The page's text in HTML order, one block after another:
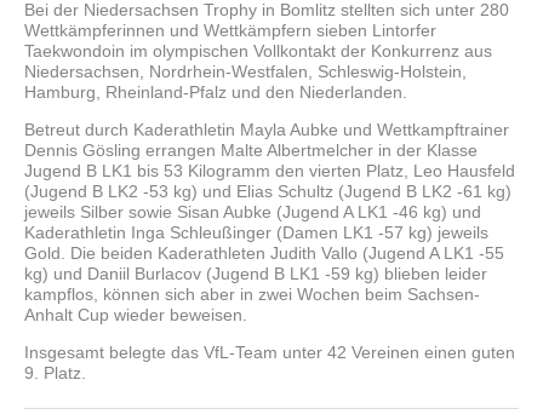
Bei der Niedersachsen Trophy in Bomlitz stellten sich unter 280
Wettkämpferinnen und Wettkämpfern sieben Lintorfer
Taekwondoin im olympischen Vollkontakt der Konkurrenz aus
Niedersachsen, Nordrhein-Westfalen, Schleswig-Holstein,
Hamburg, Rheinland-Pfalz und den Niederlanden.
Betreut durch Kaderathletin Mayla Aubke und Wettkampftrainer
Dennis Gösling errangen Malte Albertmelcher in der Klasse
Jugend B LK1 bis 53 Kilogramm den vierten Platz, Leo Hausfeld
(Jugend B LK2 -53 kg) und Elias Schultz (Jugend B LK2 -61 kg)
jeweils Silber sowie Sisan Aubke (Jugend A LK1 -46 kg) und
Kaderathletin Inga Schleußinger (Damen LK1 -57 kg) jeweils
Gold. Die beiden Kaderathleten Judith Vallo (Jugend A LK1 -55
kg) und Daniil Burlacov (Jugend B LK1 -59 kg) blieben leider
kampflos, können sich aber in zwei Wochen beim Sachsen-
Anhalt Cup wieder beweisen.
Insgesamt belegte das VfL-Team unter 42 Vereinen einen guten
9. Platz.